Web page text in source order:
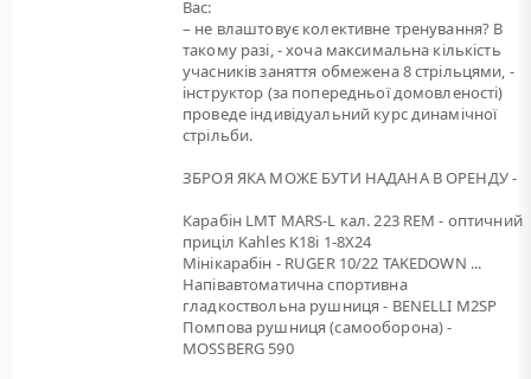
Вас:
– не влаштовує колективне тренування? В
такому разі, - хоча максимальна кількість
учасників заняття обмежена 8 стрільцями, -
інструктор (за попередньої домовленості)
проведе індивідуальний курс динамічної
стрільби.
ЗБРОЯ ЯКА МОЖЕ БУТИ НАДАНА В ОРЕНДУ -
Карабін LMT MARS-L кал. 223 REM - оптичний
приціл Kahles K18i 1-8X24
Мінікарабін - RUGER 10/22 TAKEDOWN ...
Напівавтоматична спортивна
гладкоствольна рушниця - BENELLI M2SP
Помпова рушниця (самооборона) -
MOSSBERG 590